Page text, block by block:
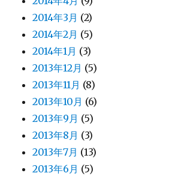
2014年3月 (2)
2014年2月 (5)
2014年1月 (3)
2013年12月 (5)
2013年11月 (8)
2013年10月 (6)
2013年9月 (5)
2013年8月 (3)
2013年7月 (13)
2013年6月 (5)